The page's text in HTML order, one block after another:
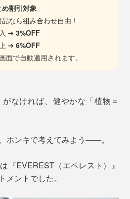
め割引対象
品なら組み合わせ自由！
➔3%OFF
➔6%OFF
面で自動適用されます。
なければ、健やかな「植物＝
ホンキで考えてみよう——。
『EVEREST（エベレスト）』
メントでした。